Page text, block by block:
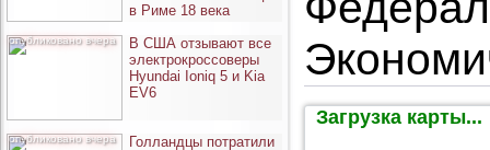
в Риме 18 века
опубликовано вчера
В США отзывают все
электрокроссоверы
Hyundai Ioniq 5 и Kia
EV6
опубликовано вчера
Голландцы потратили
Загрузка карты...